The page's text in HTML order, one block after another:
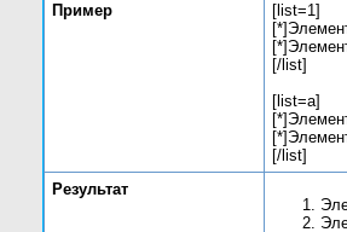
Пример
[list=1]
[/list]
[list=a]
[/list]
Результат